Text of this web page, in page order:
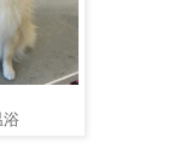
浴